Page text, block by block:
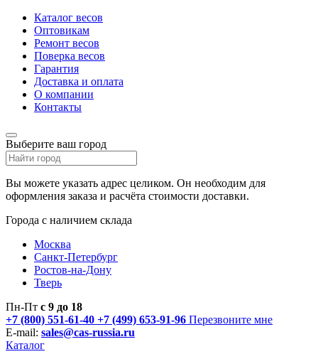
Каталог весов
Оптовикам
Ремонт весов
Поверка весов
Гарантия
Доставка и оплата
О компании
Контакты
Выберите ваш город
Вы можете указать адрес целиком. Он необходим для
оформления заказа и расчёта стоимости доставки.
Города с наличием склада
Москва
Санкт-Петербург
Ростов-на-Дону
Тверь
Пн-Пт с 9 до 18
+7 (800) 551-61-40 +7 (499) 653-91-96 Перезвоните мне
E-mail: sales@cas-russia.ru
Каталог